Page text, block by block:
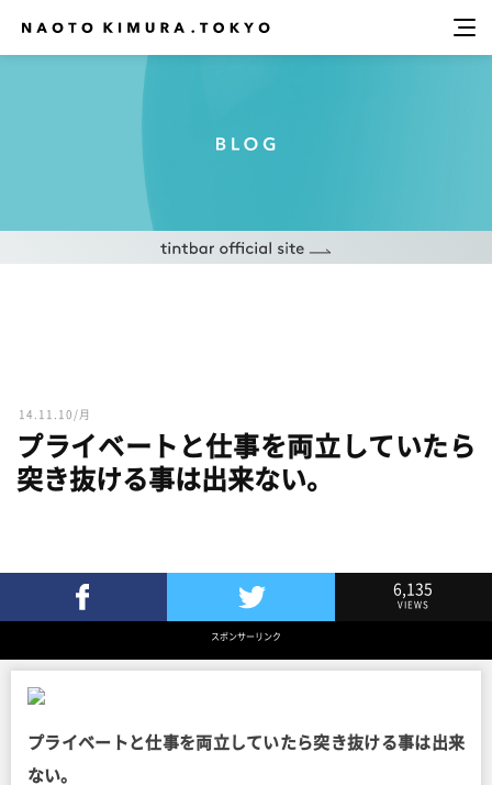
14.11.10/月
プライベートと仕事を両立していたら
突き抜ける事は出来ない。
Twitterでツイート
6,135
VIEWS
スポンサーリンク
プライベートと仕事を両立していたら突き抜ける事は出来
ない。